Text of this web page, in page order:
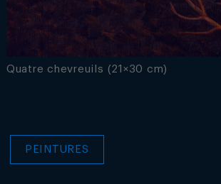
Quatre chevreuils (21×30 cm)
PEINTURES